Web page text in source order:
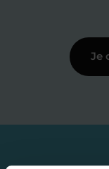
Je